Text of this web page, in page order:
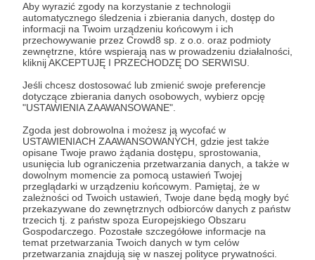
Aby wyrazić zgody na korzystanie z technologii
automatycznego śledzenia i zbierania danych, dostęp do
informacji na Twoim urządzeniu końcowym i ich
przechowywanie przez Crowd8 sp. z o.o. oraz podmioty
zewnętrzne, które wspierają nas w prowadzeniu działalności,
kliknij AKCEPTUJĘ I PRZECHODZĘ DO SERWISU.
Jeśli chcesz dostosować lub zmienić swoje preferencje
dotyczące zbierania danych osobowych, wybierz opcję
"USTAWIENIA ZAAWANSOWANE".
Zgoda jest dobrowolna i możesz ją wycofać w
USTAWIENIACH ZAAWANSOWANYCH, gdzie jest także
opisane Twoje prawo żądania dostępu, sprostowania,
usunięcia lub ograniczenia przetwarzania danych, a także w
dowolnym momencie za pomocą ustawień Twojej
przeglądarki w urządzeniu końcowym. Pamiętaj, że w
zależności od Twoich ustawień, Twoje dane będą mogły być
przekazywane do zewnętrznych odbiorców danych z państw
trzecich tj. z państw spoza Europejskiego Obszaru
Gospodarczego. Pozostałe szczegółowe informacje na
temat przetwarzania Twoich danych w tym celów
przetwarzania znajdują się w naszej polityce prywatności.
* Zapoznałem się i akceptujęRegulaminserwisu oraz
* Wyrażam zgodę na przetwarzanie moich danych
osobowych podanych w formularzu rejestracyjnym w celu
prawidłowego świadczenia usług serwisu Patronite.
Wyrażam zgodę na otrzymywanie drogą elektroniczną
informacji handlowych - newslettera. Opcja ta może zostać
zmieniona w ustawieniach konta.